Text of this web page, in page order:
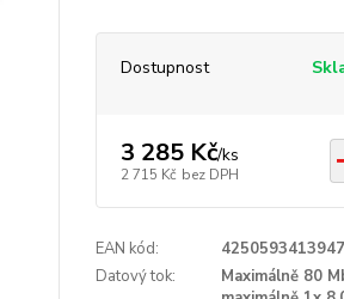
Dostupnost
3 285 Kč/ks
2 715 Kč bez DPH
EAN kód:
4250593413947
Datový tok:
Maximálně 80